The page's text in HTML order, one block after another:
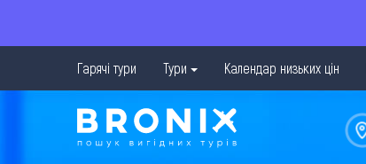
Гарячі тури Тури Календар низьких цін